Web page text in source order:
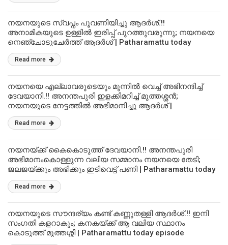
നയനയുടെ സ്വപ്നം പൂവണിയിച്ചു ആദർശ്.!!
അനാമികയുടെ ഉള്ളിൽ ഇരിപ്പ് പുറത്തുവരുന്നു; നയനയെ
നെഞ്ചോടുചേർത്ത് ആദർശ് | Patharamattu today
episode
Read more
നയനയെ എല്ലാവരുടെയും മുന്നിൽ വെച്ച് അഭിനന്ദിച്ച്
ദേവയാനി.!! അനന്തപുരി ഇളക്കിമറിച്ച് മുത്തശ്ശൻ;
നയനയുടെ നേട്ടത്തിൽ അഭിമാനിച്ചു ആദർശ് |
Patharamattu today episode
Read more
നയനയ്ക്ക് കൈകൊടുത്ത് ദേവയാനി.!! അനന്തപുരി
അഭിമാനംകൊള്ളുന്ന വലിയ സമ്മാനം നയനയെ തേടി;
ജലജയ്ക്കും അഭിക്കും ഇടിവെട്ട് പണി | Patharamattu today
episode
Read more
നയനയുടെ സൗന്ദര്യം കണ്ട് കണ്ണുതള്ളി ആദർശ്.!! ഇനി
സംഗതി കളറാകും; കനകയ്ക്ക് ആ വലിയ സ്ഥാനം
കൊടുത്ത് മുത്തശ്ശി | Patharamattu today episode